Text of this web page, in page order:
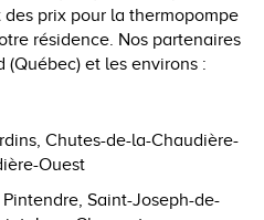
prix pour la thermopompe
résidence. Nos partenaires
(Québec) et les environs :
Chutes-de-la-Chaudière-
Ouest
Saint-Joseph-de-